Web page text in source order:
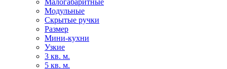
Малогабаритные
Модульные
Скрытые ручки
Размер
Мини-кухни
Узкие
3 кв. м.
5 кв. м.